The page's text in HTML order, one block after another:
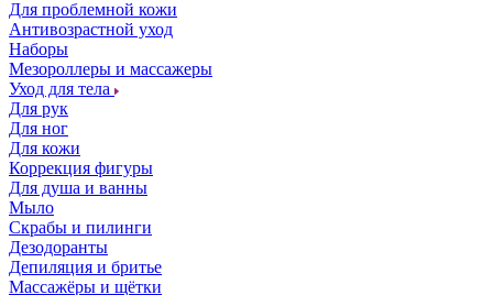
Для проблемной кожи
Антивозрастной уход
Наборы
Мезороллеры и массажеры
Уход для тела
Для рук
Для ног
Для кожи
Коррекция фигуры
Для душа и ванны
Мыло
Скрабы и пилинги
Дезодоранты
Депиляция и бритье
Массажёры и щётки